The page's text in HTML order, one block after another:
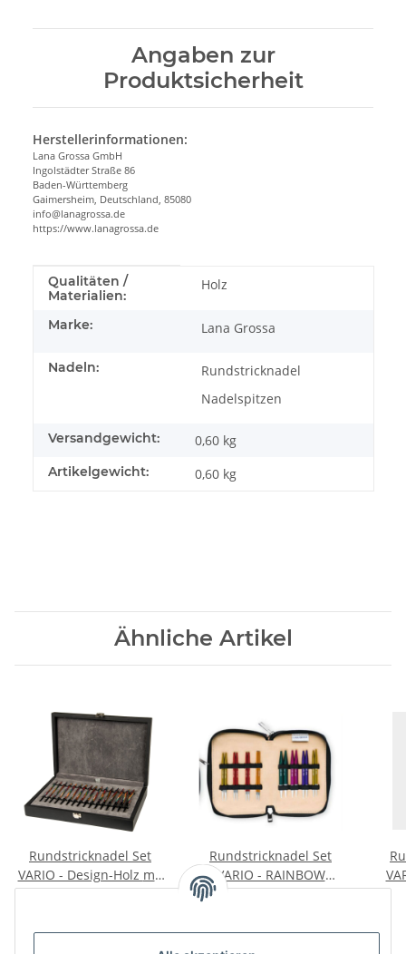
Angaben zur
Produktsicherheit
Herstellerinformationen:
Lana Grossa GmbH
Ingolstädter Straße 86
Baden-Württemberg
Gaimersheim, Deutschland, 85080
info@lanagrossa.de
https://www.lanagrossa.de
Produkteigenschaft
Wert
Qualitäten /
Materialien:
Holz
Marke: Lana Grossa
Nadeln:
Rundstricknadel
Nadelspitzen
Versandgewicht: 0,60 kg
Artikelgewicht: 0,60 kg
Ähnliche Artikel
Rundstricknadel Set
VARIO - Design-Holz mit
austauschbaren
79,95 €*
Rundstricknadel Set
VARIO - RAINBOW
(KURZ) mit
Nadelspitzen
69,95 €*